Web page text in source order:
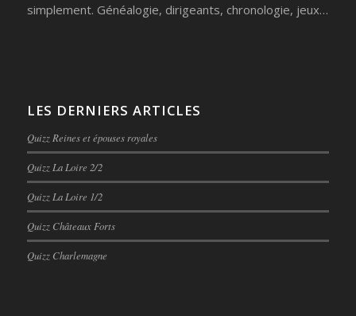
simplement. Généalogie, dirigeants, chronologie, jeux…
LES DERNIERS ARTICLES
Quizz Reines et épouses royales
Quizz La Loire 2/2
Quizz La Loire 1/2
Quizz Châteaux Forts
Quizz Charlemagne